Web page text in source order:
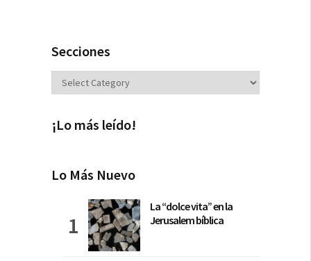
Secciones
Secciones
¡Lo más leído!
Lo Más Nuevo
La “dolce vita” en la
Jerusalem bíblica